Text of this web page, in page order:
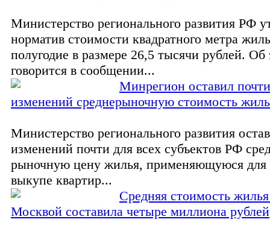
Министерство регионального развития РФ
норматив стоимости квадратного метра
полугодие в размере 26,5 тысячи рублей. Об
говорится в сообщении...
Минрегион оставил
изменений среднерыночную стоимость
Министерство регионального развития
изменений почти для всех субъектов РФ
рыночную цену жилья, применяющуюся для
выкупе квартир...
Средняя стоимость
Москвой составила четыре миллиона рублей